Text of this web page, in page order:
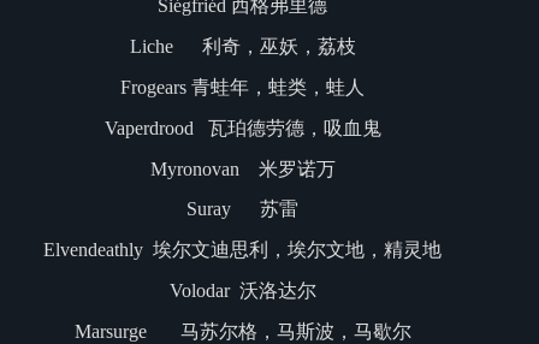
Siégfriéd 西格弗里德
Liche 利奇，巫妖，荔枝
Frogears 青蛙年，蛙类，蛙人
Vaperdrood 瓦珀德劳德，吸血鬼
Myronovan 米罗诺万
Suray 苏雷
Elvendeathly 埃尔文迪思利，埃尔文地，精灵地
Volodar 沃洛达尔
Marsurge 马苏尔格，马斯波，马歇尔